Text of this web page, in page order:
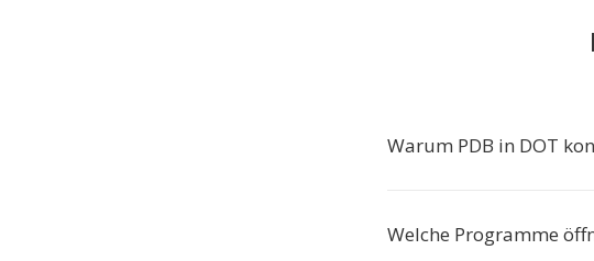
Warum PDB in DOT
Welche Programme